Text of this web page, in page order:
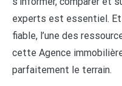
experts est essentiel.
fiable, l’une des
cette Agence
parfaitement le terrain.